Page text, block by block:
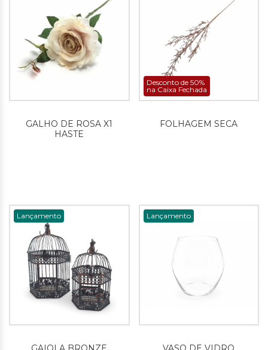
GALHO DE ROSA X1
HASTE
Desconto de 50%
na Caixa Fechada
FOLHAGEM SECA
Lançamento Lançamento